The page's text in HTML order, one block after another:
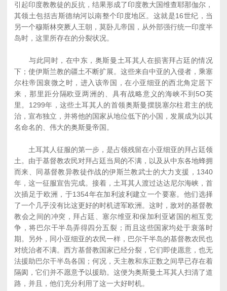
引起印度教教徒的反抗，结果形成了印度教大国维查耶那伽尔，
其领土包括吉斯德纳河以南整个印度地区。这就是16世纪，当
另一个穆斯林突厥人王朝，莫卧儿帝国，从外部强行统一印度半
岛时，这里所存在的分裂状况。
与此同时，在中东，奥斯曼土耳其人在损害拜占廷的情况
下；使伊斯兰教的疆土不断扩展。这些来自中亚的入侵者，乘塞
尔柱帝国衰微之时，进入该帝国，在小亚细亚的西北角定居下
来，那里距分隔欧亚两洲的、具有战略意义的海峡不到5O英
里。1299年，这些土耳其人的首领奥斯曼摆脱塞尔柱君主的统
治，宣布独立，并将他的国家从地位低下的小国，发展成为以其
名命名的、伟大的奥斯曼帝国。
土耳其人征服的第一步，是占领残留在小亚细亚的拜占廷领
土。由于基督教农民对拜占廷当局的不满，以及从中东各地蜂拥
而来、同基督教异教徒作战的伊斯兰教武士的大力支援，1340
年，这一征服宣告完成。接着，土耳其人渡过达达尼尔海峡，首
次插足于欧洲，于1354年在加利波利建立一个要塞。他们选择
了一个几乎没有比这更好的时机进军欧洲。这时，敌对的基督教
教会之间的冲突，拜占廷、塞尔维亚和保加利亚诸国的相互竞
争，将巴尔干半岛弄得四分五裂；而且这些国家均处于衰落时
期。另外，同小亚细亚的农民一样，巴尔干半岛的基督教农民也
对统治者不满。西方基督教国家已经分裂，它们即使愿意，也无
法援助巴尔干半岛各国；何况，天主教和东正数之间早已存在着
隔阂，它们并不愿意予以援助。这便为奥斯曼土耳其人扫清了道
路，并且，他们充分利用了这一大好时机。